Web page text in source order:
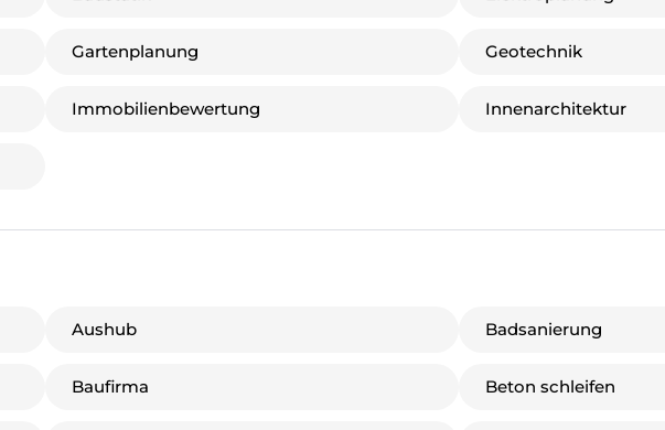
Gartenplanung Geotechnik
Immobilienbewertung Innenarchitektur
Aushub Badsanierung
Baufirma Beton schleifen